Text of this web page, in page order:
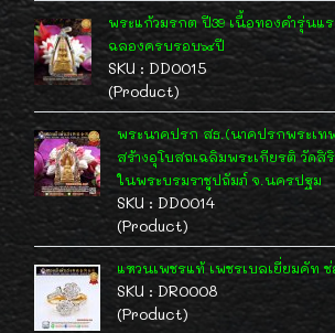
พระแก้วมรกต ปี39 เนื้อทองคำรุ่นแ
ฉลองครบรอบ๖๔ปี
SKU : DD0015
(Product)
พระนาคปรก สธ.(นาคปรกพระเท
สร้างอุโบสถเฉลิมพระเกียรติ วัดสิ
ในพระบรมราชูปถัมภ์ จ.นครปฐม
SKU : DD0014
(Product)
แหวนเพชรแท้ เพชรเบลเยี่ยมคัท
SKU : DR0008
(Product)